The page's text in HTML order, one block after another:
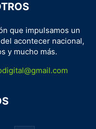
que impulsamos un
acontecer nacional,
y mucho más.